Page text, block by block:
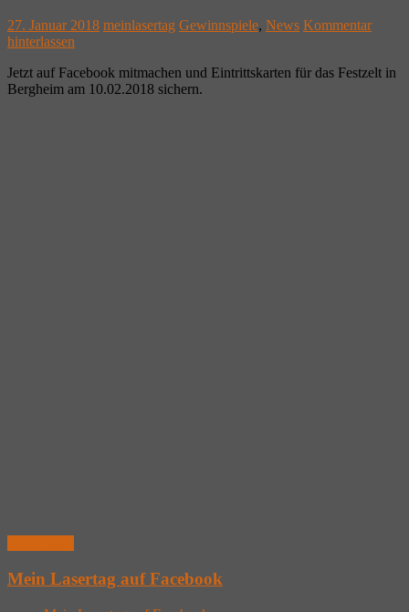
27. Januar 2018 meinlasertag Gewinnspiele, News Kommentar
hinterlassen
Jetzt auf Facebook mitmachen und Eintrittskarten für das Festzelt in
Bergheim am 10.02.2018 sichern.
Mein Lasertag auf Facebook